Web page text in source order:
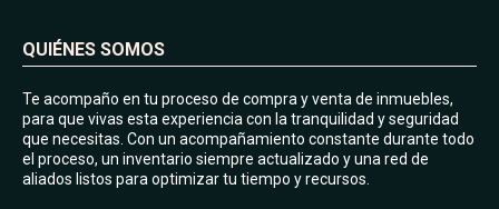
QUIÉNES SOMOS
Te acompaño en tu proceso de compra y venta de inmuebles,
para que vivas esta experiencia con la tranquilidad y seguridad
que necesitas. Con un acompañamiento constante durante todo
el proceso, un inventario siempre actualizado y una red de
aliados listos para optimizar tu tiempo y recursos.